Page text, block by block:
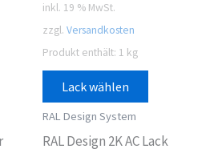
inkl. 19 % MwSt.
zzgl. Versandkosten
Produkt enthält: 1 kg
Lack wählen
RAL Design System
RAL Design 2K AC Lack